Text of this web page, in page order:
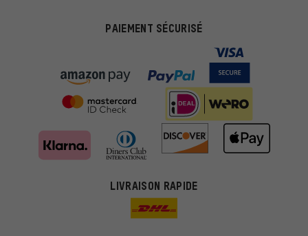
PAIEMENT SÉCURISÉ
LIVRAISON RAPIDE